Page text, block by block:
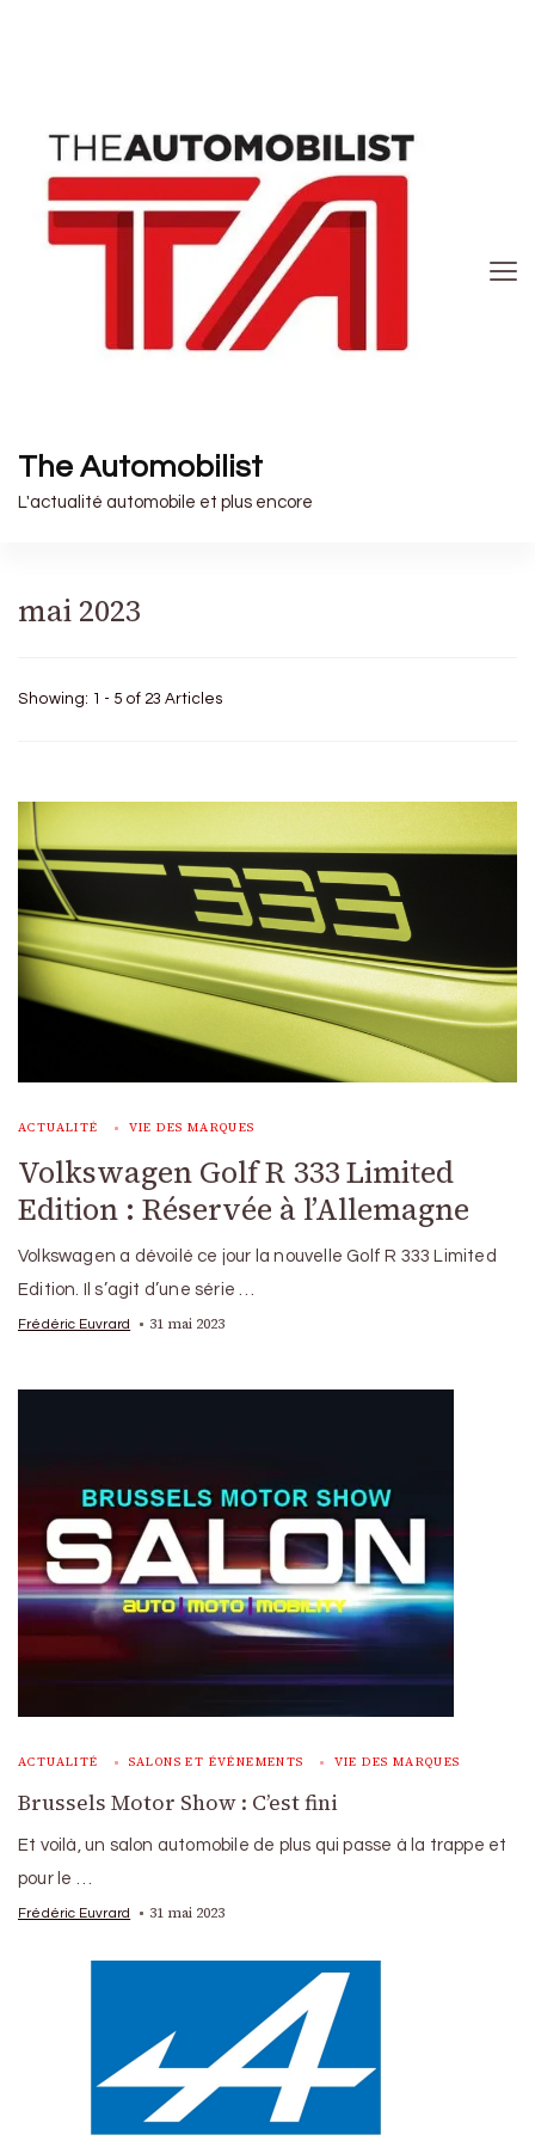
The Automobilist
L'actualité automobile et plus encore
mai 2023
Showing: 1 - 5 of 23 Articles
ACTUALITÉ VIE DES MARQUES
Volkswagen Golf R 333 Limited
Edition : Réservée à l’Allemagne
Volkswagen a dévoilé ce jour la nouvelle Golf R 333 Limited
Edition. Il s’agit d’une série …
Frédéric Euvrard 31 mai 2023
ACTUALITÉ SALONS ET ÉVÉNEMENTS VIE DES MARQUES
Brussels Motor Show : C’est fini
Et voilà, un salon automobile de plus qui passe à la trappe et
pour le …
Frédéric Euvrard 31 mai 2023